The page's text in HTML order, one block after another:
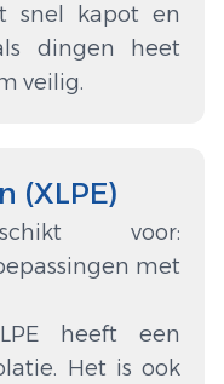
snel kapot en
dingen heet
veilig.
(XLPE)
voor:
met
heeft een
Het is ook